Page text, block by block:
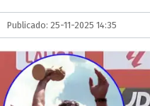
Publicado: 25-11-2025 14:35